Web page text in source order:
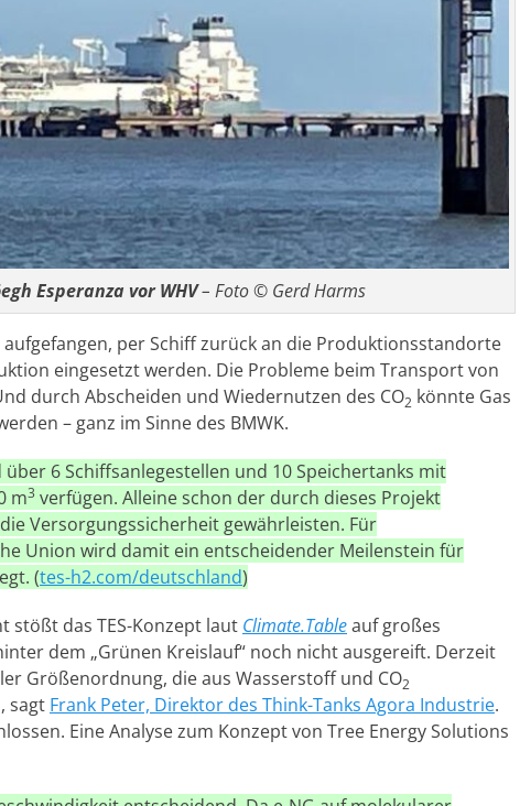
Esperanza vor WHV– Foto © Gerd Harms
aufgefangen, per Schiff zurück an die Produktionsstandorte
eingesetzt werden. Die Probleme beim Transport von
durch Abscheiden und Wiedernutzen des CO2 könnte Gas
– ganz im Sinne des BMWK.
6 Schiffsanlegestellen und 10 Speichertanks mit
m3 verfügen. Alleine schon der durch dieses Projekt
Versorgungssicherheit gewährleisten. Für
Union wird damit ein entscheidender Meilenstein für
(tes-h2.com/deutschland)
das TES-Konzept laut Climate.Tableauf großes
dem „Grünen Kreislauf“ noch nicht ausgereift. Derzeit
Größenordnung, die aus Wasserstoff und CO2
sagt Frank Peter, Direktor des Think-Tanks Agora Industrie.
Eine Analyse zum Konzept von Tree Energy Solutions